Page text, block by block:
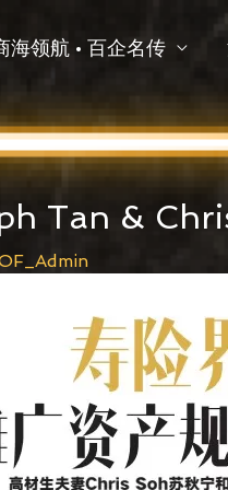
海领航 • 百企名传
Tan &